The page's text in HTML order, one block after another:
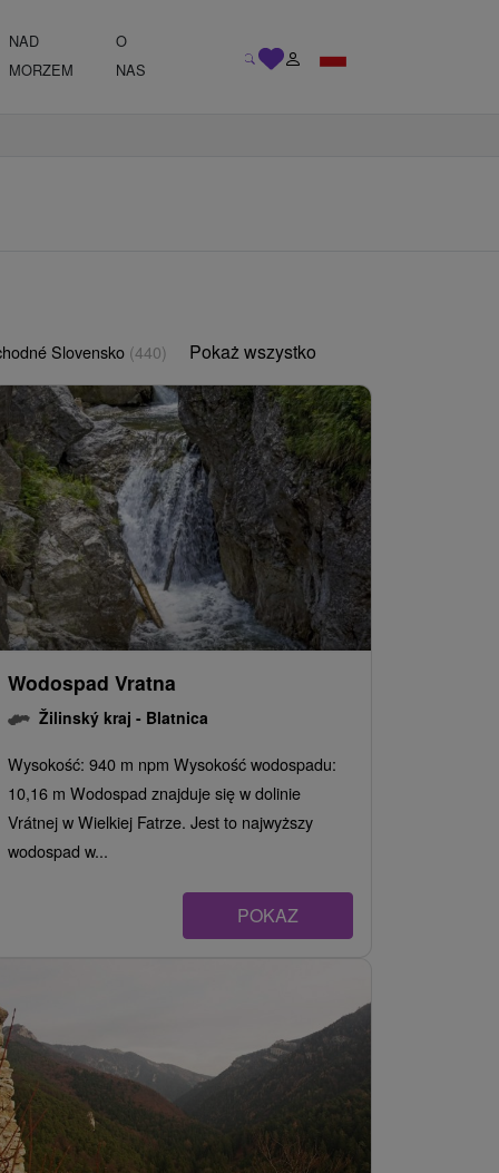
NAD
MORZEM
O
NAS
Slovensko (440) Pokaż wszystko
Wodospad Vratna
Žilinský kraj - Blatnica
Wysokość: 940 m npm Wysokość wodospadu:
10,16 m Wodospad znajduje się w dolinie
Vrátnej w Wielkiej Fatrze. Jest to najwyższy
wodospad w...
POKAZ